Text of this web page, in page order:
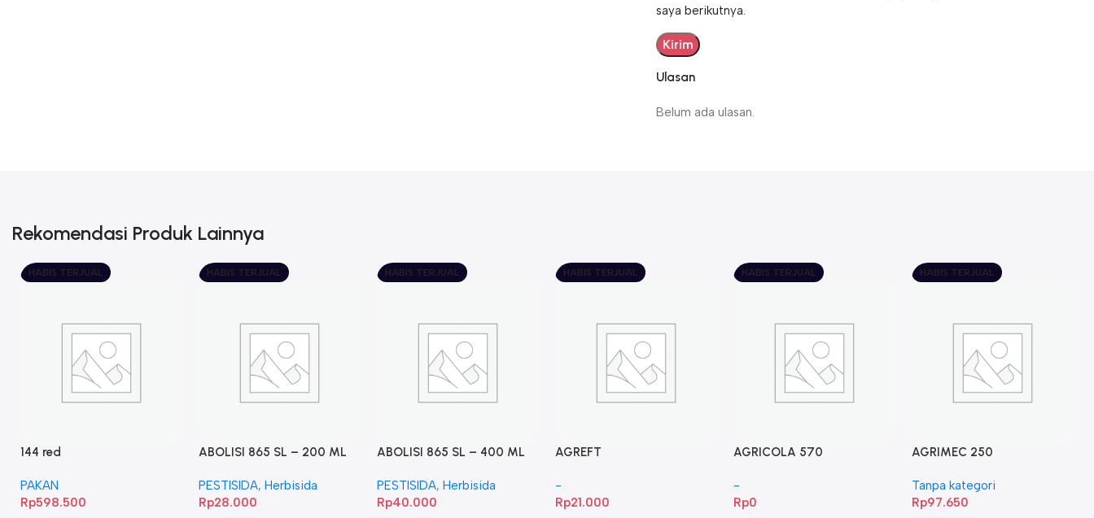
Ulasan
Belum ada ulasan.
saya berikutnya.
Rekomendasi Produk Lainnya
HABIS TERJUAL
144 red
PAKAN
Rp598.500
HABIS TERJUAL
ABOLISI 865 SL – 200 ML
PESTISIDA, Herbisida
Rp28.000
HABIS TERJUAL
ABOLISI 865 SL – 400 ML
PESTISIDA, Herbisida
Rp40.000
HABIS TERJUAL
AGREFT
-
Rp21.000
HABIS TERJUAL
AGRICOLA 570
-
Rp0
HABIS TERJUAL
AGRIMEC 250
Tanpa kategori
Rp97.650